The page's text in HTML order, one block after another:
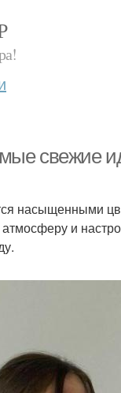
свежие
насыщенными
и